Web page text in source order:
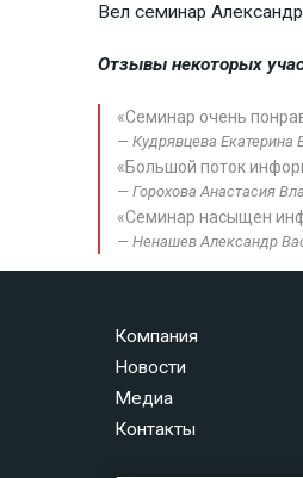
Вел семинар
Отзывы некоторых
«Семинар очень
Кудрявцева Екатерина
«Большой поток
Горохова Анастасия
«Семинар насыщен
Ненашев Александр
Компания
Новости
Медиа
Контакты